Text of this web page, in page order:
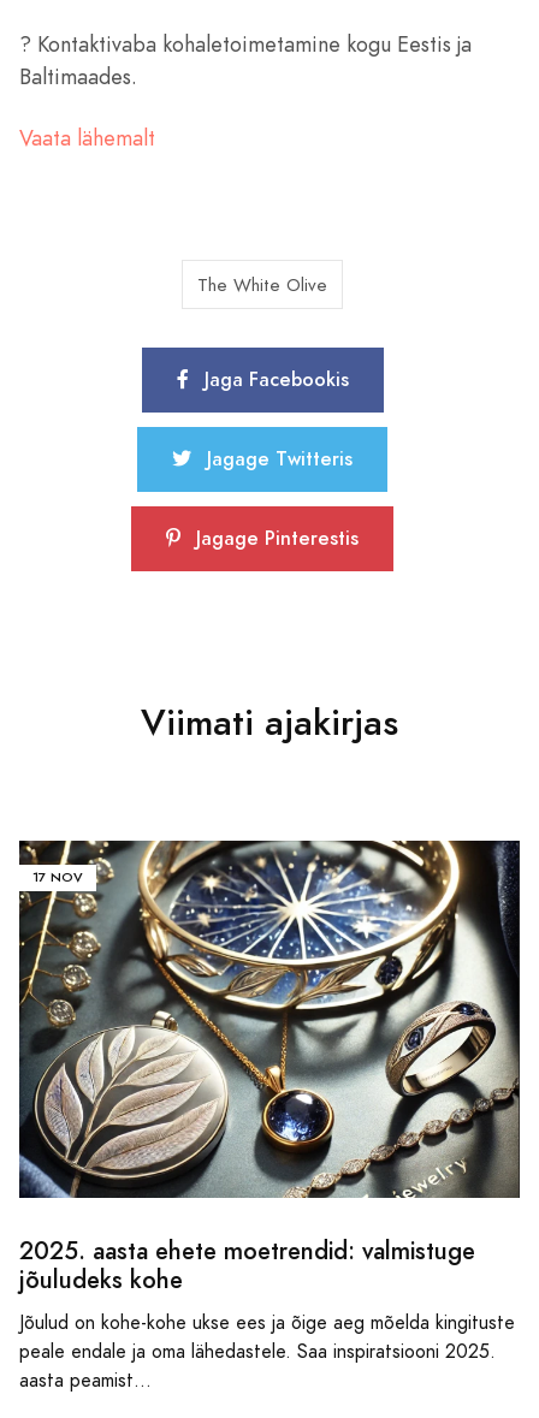
? Kontaktivaba kohaletoimetamine kogu Eestis ja
Baltimaades.
Vaata lähemalt
The White Olive
Jaga Facebookis
Jagage Twitteris
Jagage Pinterestis
Viimati ajakirjas
17 NOV
2025. aasta ehete moetrendid: valmistuge
jõuludeks kohe
Jõulud on kohe-kohe ukse ees ja õige aeg mõelda kingituste
peale endale ja oma lähedastele. Saa inspiratsiooni 2025.
aasta peamist...